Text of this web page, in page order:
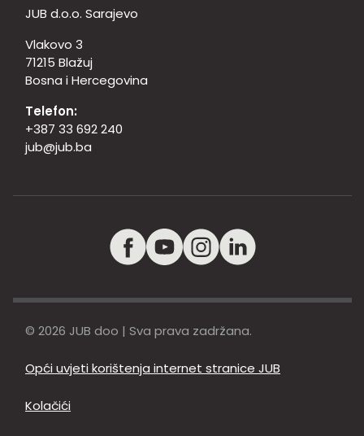
JUB d.o.o. Sarajevo
Vlakovo 3
71215 Blažuj
Bosna i Hercegovina
Telefon:
+387 33 692 240
jub@jub.ba
© 2026 JUB doo | Sva prava zadržana.
Opći uvjeti korištenja internet stranice JUB
Kolačići